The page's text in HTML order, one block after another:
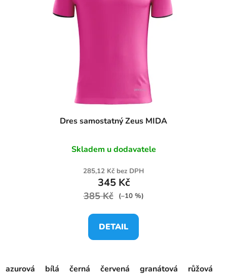
Dres samostatný Zeus MIDA
Skladem u dodavatele
285,12 Kč bez DPH
345 Kč
385 Kč (–10 %)
DETAIL
azurová bílá černá červená granátová růžová